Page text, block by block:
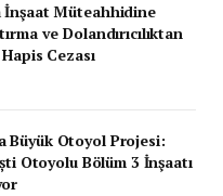
İnşaat Müteahhidine
ve Dolandırıcılıktan
Cezası
Büyük Otoyol Projesi:
Otoyolu Bölüm 3 İnşaatı